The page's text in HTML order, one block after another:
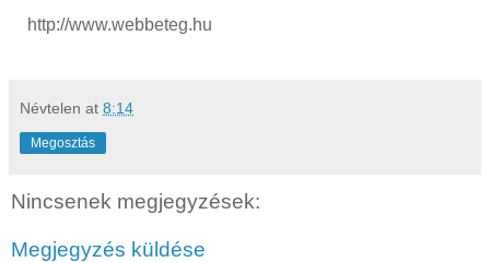
http://www.webbeteg.hu
Névtelen at 8:14
Megosztás
Nincsenek megjegyzések:
Megjegyzés küldése